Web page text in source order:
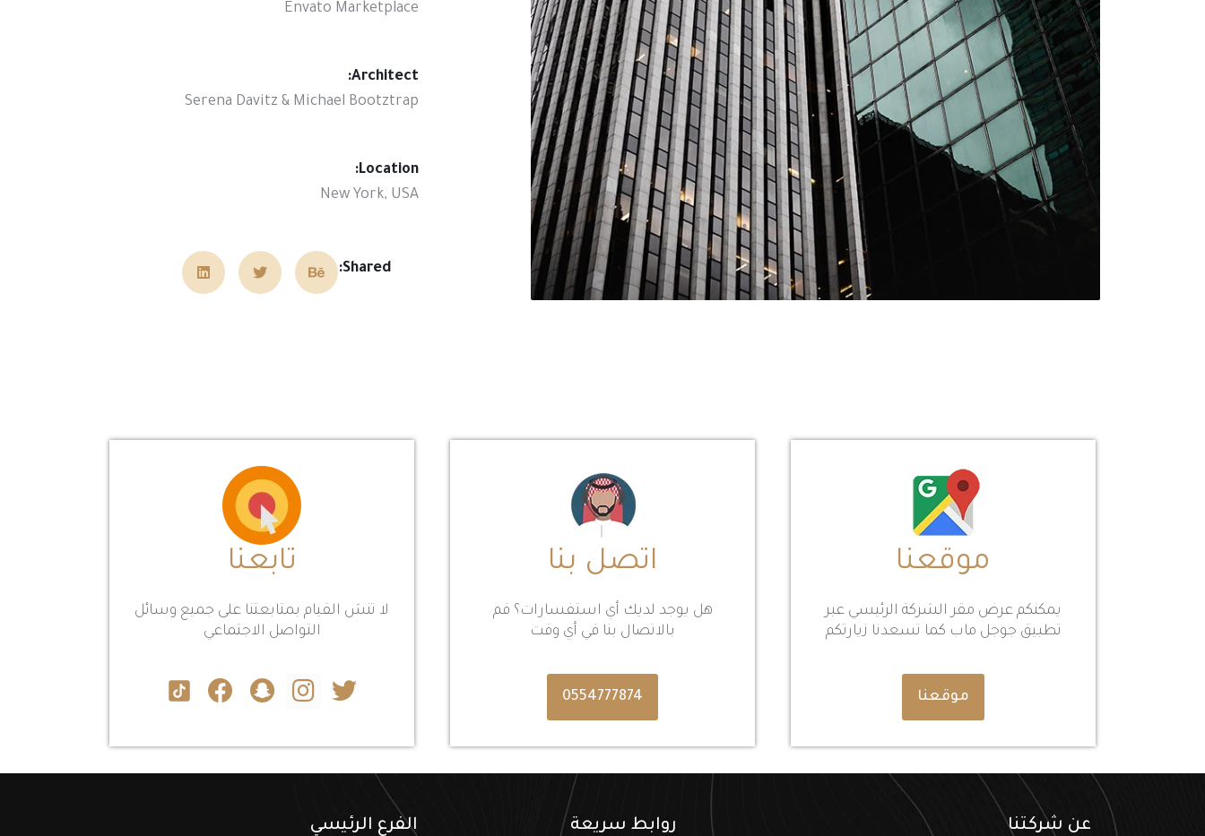
Envato Marketplace
Architect:
Serena Davitz & Michael Bootztrap
Location:
New York, USA
Shared:
موقعنا
يمكنكم عرض مقر الشركة الرئيسي عبر
تطبيق جوجل ماب كما تسعدنا زيارتكم
موقعنا
اتصل بنا
هل يوجد لديك أي استفسارات؟ قم
بالاتصال بنا في أي وقت
0554777874
تابعنا
لا تنسَ القيام بمتابعتنا على جميع وسائل
التواصل الاجتماعي
عن شركتنا روابط سريعة الفرع الرئيسي